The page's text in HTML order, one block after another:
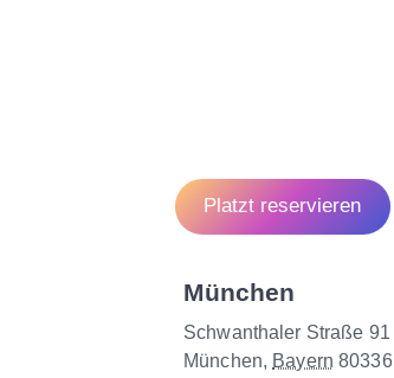
Platzt reservieren
München
Schwanthaler Straße 91
München, Bayern 80336